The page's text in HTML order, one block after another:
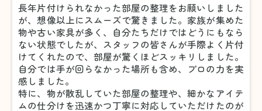
長年片付けられなかった部屋の整理をお願いしました
が、想像以上にスムーズで驚きました。家族が集めた
物や古い家具が多く、自分たちだけではどうにもなら
ない状態でしたが、スタッフの皆さんが手際よく片付
けてくれたので、部屋が驚くほどスッキリしました。
自分では手が回らなかった場所も含め、プロの力を実
感しました。
特に、物が散乱していた部屋の整理や、細かなアイテ
ムの仕分けを迅速かつ丁寧に対応していただけたのが